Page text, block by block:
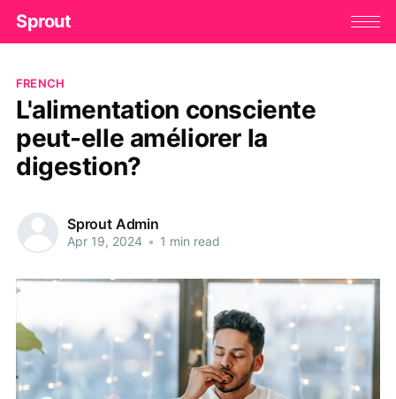
Sprout
FRENCH
L'alimentation consciente
peut-elle améliorer la
digestion?
Sprout Admin
Apr 19, 2024 • 1 min read